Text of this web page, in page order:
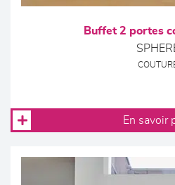
Buffet 2 portes
En savoir